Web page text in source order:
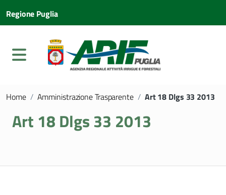
Regione Puglia
Home / Amministrazione Trasparente / Art 18 Dlgs 33 2013
Art 18 Dlgs 33 2013